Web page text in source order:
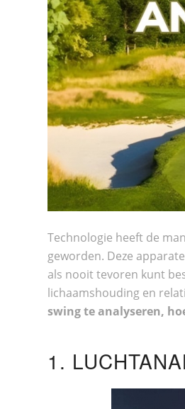
Technologie heeft de
geworden. Deze
als nooit tevoren kunt
lichaamshouding en
swing te analyseren,
1.